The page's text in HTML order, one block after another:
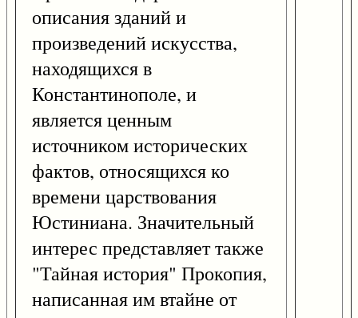
описания зданий и
произведений искусства,
находящихся в
Константинополе, и
является ценным
источником исторических
фактов, относящихся ко
времени царствования
Юстиниана. Значительный
интерес представляет также
"Тайная история" Прокопия,
написанная им втайне от